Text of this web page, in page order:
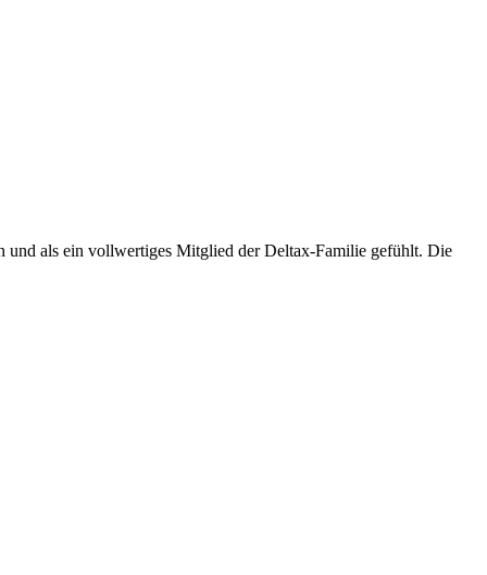
und als ein vollwertiges Mitglied der Deltax-Familie gefühlt. Die